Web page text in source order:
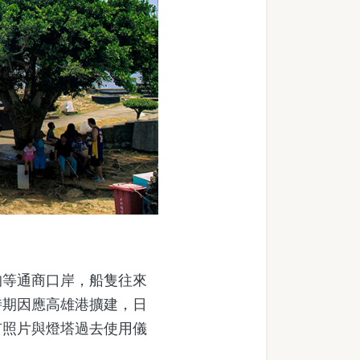
通商口岸，船隻往來
因應高雄港擴建，日
片與燈塔過去使用儀